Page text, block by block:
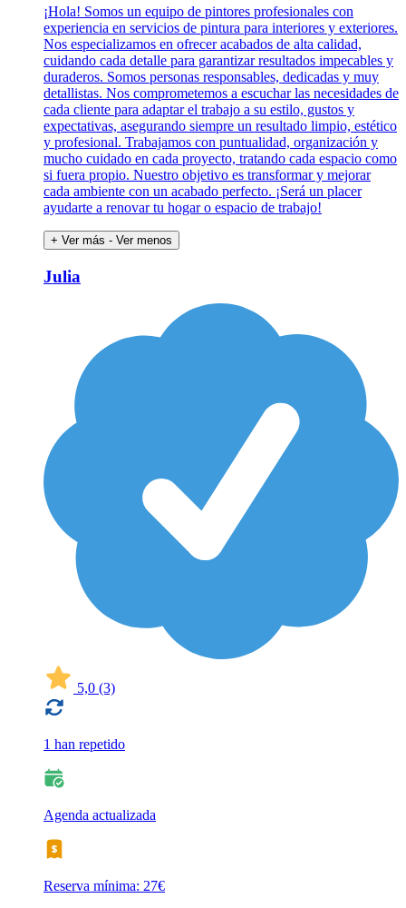
¡Hola! Somos un equipo de pintores profesionales con
experiencia en servicios de pintura para interiores y exteriores.
Nos especializamos en ofrecer acabados de alta calidad,
cuidando cada detalle para garantizar resultados impecables y
duraderos. Somos personas responsables, dedicadas y muy
detallistas. Nos comprometemos a escuchar las necesidades de
cada cliente para adaptar el trabajo a su estilo, gustos y
expectativas, asegurando siempre un resultado limpio, estético
y profesional. Trabajamos con puntualidad, organización y
mucho cuidado en cada proyecto, tratando cada espacio como
si fuera propio. Nuestro objetivo es transformar y mejorar
cada ambiente con un acabado perfecto. ¡Será un placer
ayudarte a renovar tu hogar o espacio de trabajo!
+ Ver más - Ver menos
Julia
5,0 (3)
1 han repetido
Agenda actualizada
Reserva mínima: 27€